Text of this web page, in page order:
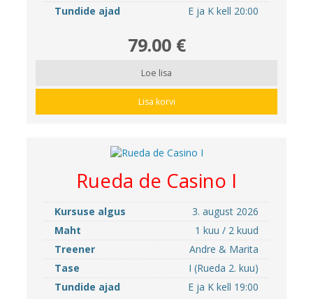
Tundide ajad
E ja K kell 20:00
79.00 €
Loe lisa
Lisa korvi
Rueda de Casino I
Kursuse algus
3. august 2026
Maht
1 kuu / 2 kuud
Treener
Andre & Marita
Tase
I (Rueda 2. kuu)
Tundide ajad
E ja K kell 19:00